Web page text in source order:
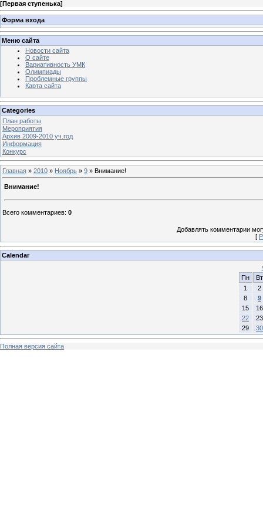
[Первая ступенька]
Форма входа
Меню сайта
Новости сайта
О сайте
Вариативность УМК
Олимпиады
Проблемные группы
Карта сайта
Categories
План работы
Мероприятия
Архив 2009-2010 уч.год
Информация
Конкурс
Главная » 2010 » Ноябрь » 9 » Внимание!
Внимание!
Всего комментариев: 0
Добавлять комментарии
[
Calendar
Пн
Вт
1
2
8
9
15
16
22
23
29
30
Полная версия сайта